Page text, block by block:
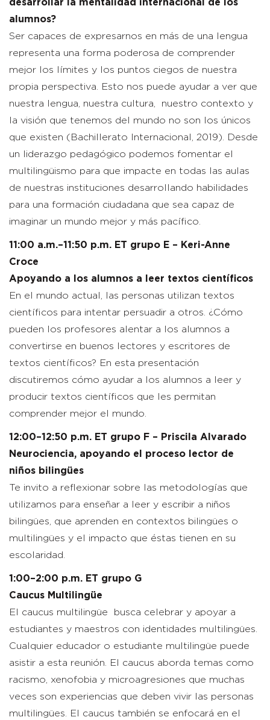
desarrollar la mentalidad internacional de los
alumnos?
Ser capaces de expresarnos en más de una lengua
representa una forma poderosa de comprender
mejor los límites y los puntos ciegos de nuestra
propia perspectiva. Esto nos puede ayudar a ver que
nuestra lengua, nuestra cultura, nuestro contexto y
la visión que tenemos del mundo no son los únicos
que existen (Bachillerato Internacional, 2019). Desde
un liderazgo pedagógico podemos fomentar el
multilingüismo para que impacte en todas las aulas
de nuestras instituciones desarrollando habilidades
para una formación ciudadana que sea capaz de
imaginar un mundo mejor y más pacífico.
11:00 a.m.–11:50 p.m. ET grupo E – Keri-Anne
Croce
Apoyando a los alumnos a leer textos científicos
En el mundo actual, las personas utilizan textos
científicos para intentar persuadir a otros. ¿Cómo
pueden los profesores alentar a los alumnos a
convertirse en buenos lectores y escritores de
textos científicos? En esta presentación
discutiremos cómo ayudar a los alumnos a leer y
producir textos científicos que les permitan
comprender mejor el mundo.
12:00–12:50 p.m. ET grupo F – Priscila Alvarado
Neurociencia, apoyando el proceso lector de
niños bilingües
Te invito a reflexionar sobre las metodologías que
utilizamos para enseñar a leer y escribir a niños
bilingües, que aprenden en contextos bilingües o
multilingües y el impacto que éstas tienen en su
escolaridad.
1:00–2:00 p.m. ET grupo G
Caucus Multilingüe
El caucus multilingüe busca celebrar y apoyar a
estudiantes y maestros con identidades multilingües.
Cualquier educador o estudiante multilingüe puede
asistir a esta reunión. El caucus aborda temas como
racismo, xenofobia y microagresiones que muchas
veces son experiencias que deben vivir las personas
multilingües. El caucus también se enfocará en el